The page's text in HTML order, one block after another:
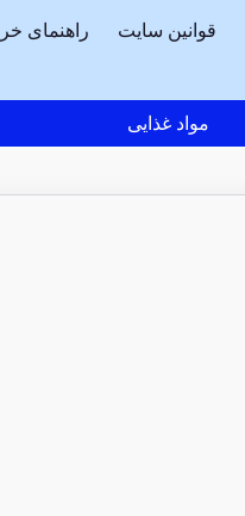
قوانین سایت راهنمای
مواد غذایی